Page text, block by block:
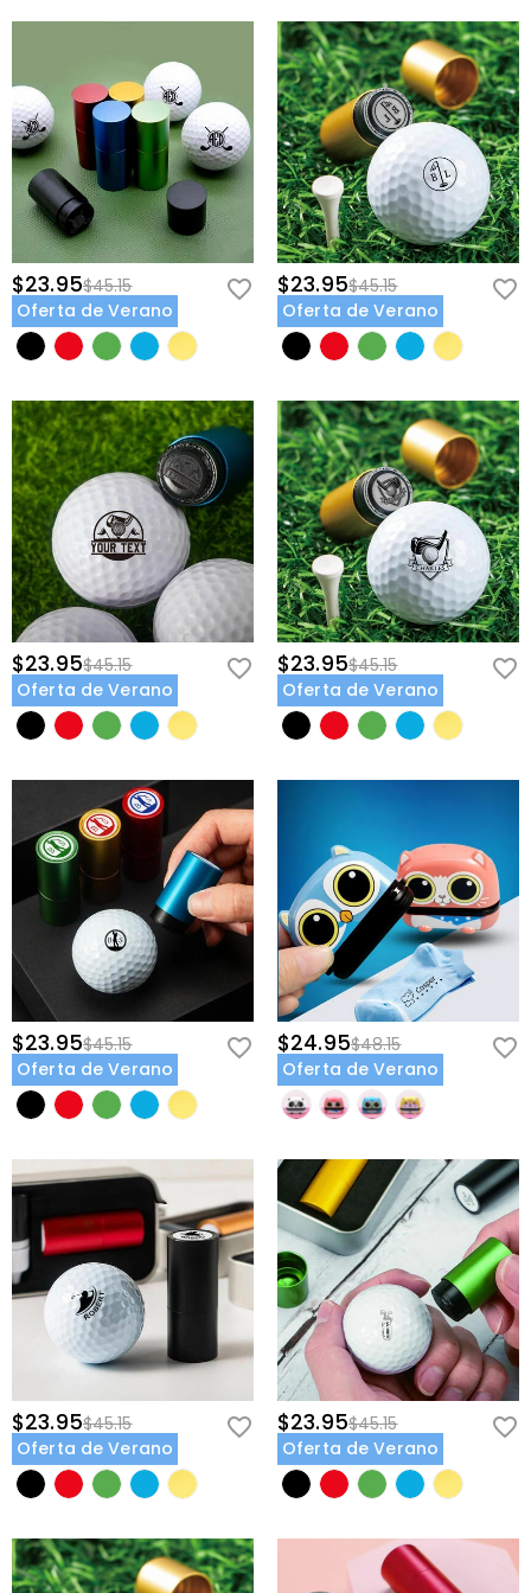
$23.95$45.15
Oferta de Verano
$23.95$45.15
Oferta de Verano
$23.95$45.15
Oferta de Verano
$23.95$45.15
Oferta de Verano
$23.95$45.15
Oferta de Verano
$24.95$48.15
Oferta de Verano
$23.95$45.15
Oferta de Verano
$23.95$45.15
Oferta de Verano